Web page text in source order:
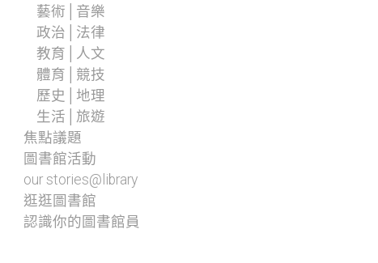
藝術│音樂
政治│法律
教育│人文
體育│競技
歷史│地理
生活│旅遊
焦點議題
圖書館活動
our stories@library
逛逛圖書館
認識你的圖書館員